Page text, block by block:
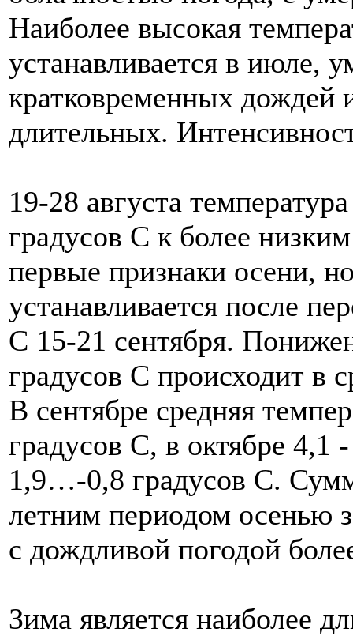
Наиболее высокая
устанавливается в июле,
кратковременных дождей
длительных.
19-28 августа
градусов С к более
первые признаки осени,
устанавливается после
С 15-21 сентября.
градусов С происходит в
В сентябре средняя
градусов С, в октябре 4,1
1,9…-0,8 градусов С.
летним периодом осенью
с дождливой погодой
Зима является наиболее